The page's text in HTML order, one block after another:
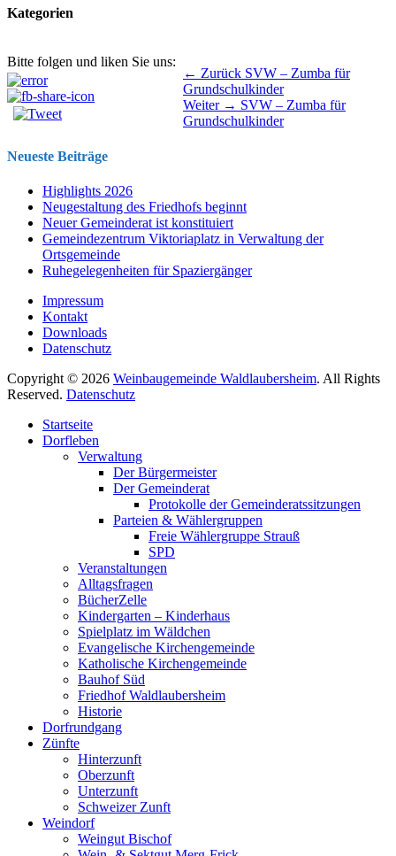
Kategorien
Bitte folgen und liken Sie uns:
Beitragsnavigation ← Zurück Vorhergehender
Beitrag:
SVW – Zumba für
Grundschulkinder
Weiter → Nächster
Beitrag:
SVW – Zumba für
Grundschulkinder
Neueste Beiträge
Highlights 2026
Neugestaltung des Friedhofs beginnt
Neuer Gemeinderat ist konstituiert
Gemeindezentrum Viktoriaplatz in Verwaltung der
Ortsgemeinde
Ruhegelegenheiten für Spaziergänger
Impressum
Kontakt
Downloads
Datenschutz
Copyright © 2026 Weinbaugemeinde Waldlaubersheim. All Rights
Reserved. Datenschutz
oben
scrollen
Startseite
Dorfleben
Verwaltung
Der Bürgermeister
Der Gemeinderat
Protokolle der Gemeinderatssitzungen
Parteien & Wählergruppen
Freie Wählergruppe Strauß
SPD
Veranstaltungen
Alltagsfragen
BücherZelle
Kindergarten – Kinderhaus
Spielplatz im Wäldchen
Evangelische Kirchengemeinde
Katholische Kirchengemeinde
Bauhof Süd
Friedhof Waldlaubersheim
Historie
Dorfrundgang
Zünfte
Hinterzunft
Oberzunft
Unterzunft
Schweizer Zunft
Weindorf
Weingut Bischof